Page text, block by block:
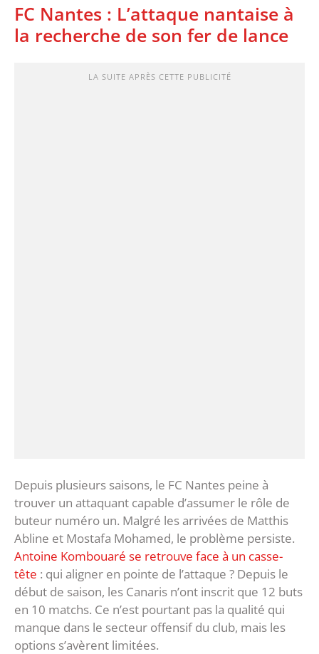
FC Nantes : L’attaque nantaise à
la recherche de son fer de lance
LA SUITE APRÈS CETTE PUBLICITÉ
Depuis plusieurs saisons, le FC Nantes peine à
trouver un attaquant capable d’assumer le rôle de
buteur numéro un. Malgré les arrivées de Matthis
Abline et Mostafa Mohamed, le problème persiste.
Antoine Kombouaré se retrouve face à un casse-
tête : qui aligner en pointe de l’attaque ? Depuis le
début de saison, les Canaris n’ont inscrit que 12 buts
en 10 matchs. Ce n’est pourtant pas la qualité qui
manque dans le secteur offensif du club, mais les
options s’avèrent limitées.